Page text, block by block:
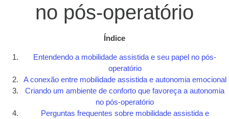
no pós-operatório
Índice
Entendendo a mobilidade assistida e seu papel no pós-
operatório
A conexão entre mobilidade assistida e autonomia emocional
Criando um ambiente de conforto que favoreça a autonomia
no pós-operatório
Perguntas frequentes sobre mobilidade assistida e